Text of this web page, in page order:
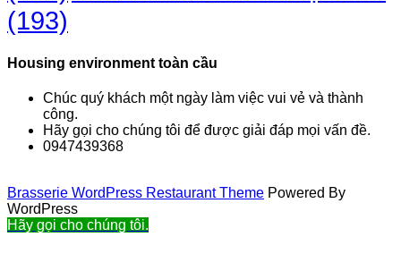
(193)
Housing environment toàn cầu
Chúc quý khách một ngày làm việc vui vẻ và thành
công.
Hãy gọi cho chúng tôi để được giải đáp mọi vấn đề.
0947439368
Brasserie WordPress Restaurant Theme Powered By
WordPress
Hãy gọi cho chúng tôi.